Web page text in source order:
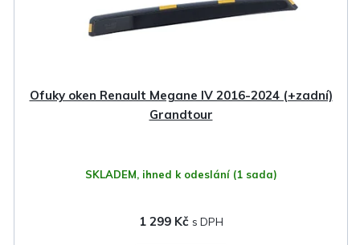
Ofuky oken Renault Megane IV 2016-2024 (+zadní)
Grandtour
SKLADEM, ihned k odeslání (1 sada)
1 299 Kč